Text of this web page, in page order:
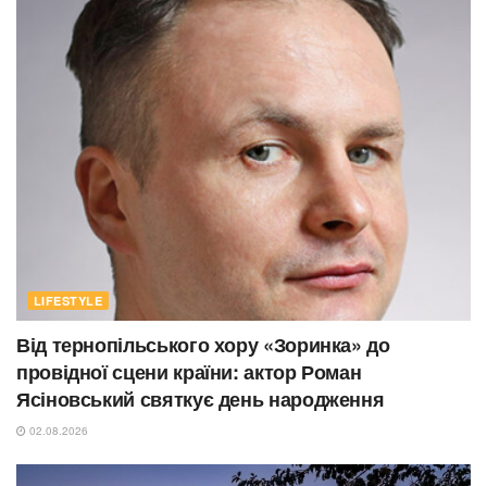
LIFESTYLE
Від тернопільського хору «Зоринка» до
провідної сцени країни: актор Роман
Ясіновський святкує день народження
02.08.2026